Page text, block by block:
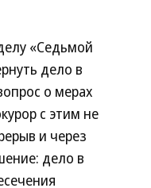
«Седьмой
дело в
о мерах
с этим не
и через
дело в